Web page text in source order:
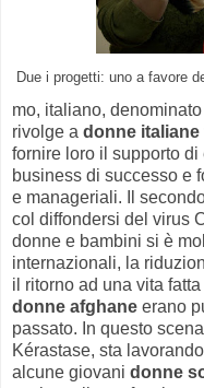
Due i progetti: uno a favore
mo, italiano,
rivolge a donne italiane
fornire loro il supporto
business di successo e
e manageriali. Il
col diffondersi del virus
donne e bambini si è
internazionali, la
il ritorno ad una vita
donne afghane erano
passato. In questo
Kérastase, sta
alcune giovani donne